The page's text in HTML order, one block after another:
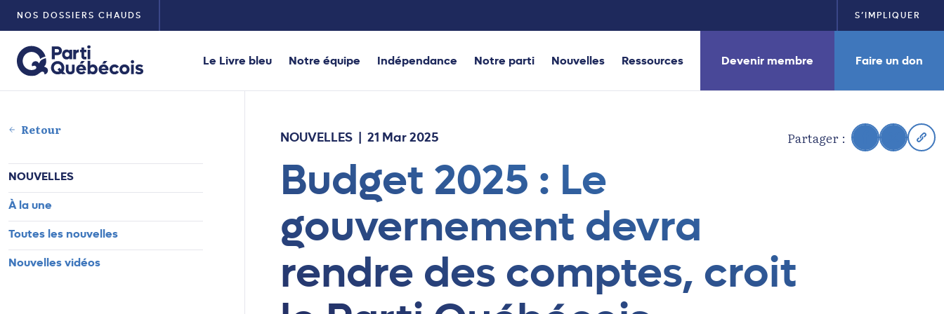
NOS DOSSIERS CHAUDS S’IMPLIQUER
Le Livre bleu Notre équipe Indépendance Notre parti Nouvelles Ressources Devenir membre Faire un don
Retour
NOUVELLES
À la une
Toutes les nouvelles
Nouvelles vidéos
NOUVELLES | 21 Mar 2025 Partager :
Budget 2025 : Le
gouvernement devra
rendre des comptes, croit